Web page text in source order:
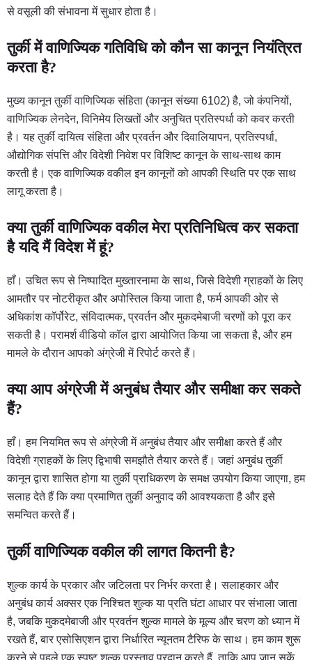
से वसूली की संभावना में सुधार होता है।
तुर्की में वाणिज्यिक गतिविधि को कौन सा कानून नियंत्रित
करता है?
मुख्य कानून तुर्की वाणिज्यिक संहिता (कानून संख्या 6102) है, जो कंपनियों,
वाणिज्यिक लेनदेन, विनिमेय लिखतों और अनुचित प्रतिस्पर्धा को कवर करती
है। यह तुर्की दायित्व संहिता और प्रवर्तन और दिवालियापन, प्रतिस्पर्धा,
औद्योगिक संपत्ति और विदेशी निवेश पर विशिष्ट कानून के साथ-साथ काम
करती है। एक वाणिज्यिक वकील इन कानूनों को आपकी स्थिति पर एक साथ
लागू करता है।
क्या तुर्की वाणिज्यिक वकील मेरा प्रतिनिधित्व कर सकता
है यदि मैं विदेश में हूं?
हाँ। उचित रूप से निष्पादित मुख्तारनामा के साथ, जिसे विदेशी ग्राहकों के लिए
आमतौर पर नोटरीकृत और अपोस्तिल किया जाता है, फर्म आपकी ओर से
अधिकांश कॉर्पोरेट, संविदात्मक, प्रवर्तन और मुकदमेबाजी चरणों को पूरा कर
सकती है। परामर्श वीडियो कॉल द्वारा आयोजित किया जा सकता है, और हम
मामले के दौरान आपको अंग्रेजी में रिपोर्ट करते हैं।
क्या आप अंग्रेजी में अनुबंध तैयार और समीक्षा कर सकते
हैं?
हाँ। हम नियमित रूप से अंग्रेजी में अनुबंध तैयार और समीक्षा करते हैं और
विदेशी ग्राहकों के लिए द्विभाषी समझौते तैयार करते हैं। जहां अनुबंध तुर्की
कानून द्वारा शासित होगा या तुर्की प्राधिकरण के समक्ष उपयोग किया जाएगा, हम
सलाह देते हैं कि क्या प्रमाणित तुर्की अनुवाद की आवश्यकता है और इसे
समन्वित करते हैं।
तुर्की वाणिज्यिक वकील की लागत कितनी है?
शुल्क कार्य के प्रकार और जटिलता पर निर्भर करता है। सलाहकार और
अनुबंध कार्य अक्सर एक निश्चित शुल्क या प्रति घंटा आधार पर संभाला जाता
है, जबकि मुकदमेबाजी और प्रवर्तन शुल्क मामले के मूल्य और चरण को ध्यान में
रखते हैं, बार एसोसिएशन द्वारा निर्धारित न्यूनतम टैरिफ के साथ। हम काम शुरू
करने से पहले एक स्पष्ट शुल्क प्रस्ताव प्रदान करते हैं, ताकि आप जान सकें